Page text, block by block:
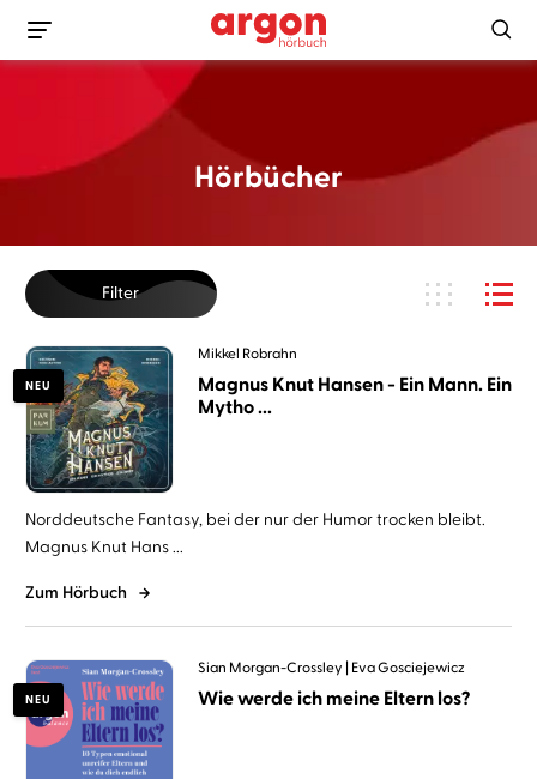
Hörbücher
Filter
NEU
Mikkel Robrahn
Magnus Knut Hansen - Ein Mann. Ein
Mytho ...
Norddeutsche Fantasy, bei der nur der Humor trocken bleibt.
Magnus Knut Hans ...
Zum Hörbuch
NEU
Sian Morgan-Crossley Eva Gosciejewicz
Wie werde ich meine Eltern los?